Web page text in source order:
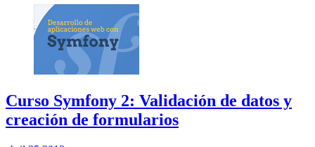
Curso Symfony 2: Validación de datos y
creación de formularios